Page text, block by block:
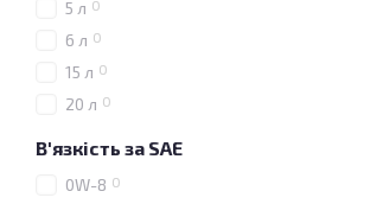
5 л 0
6 л 0
15 л 0
20 л 0
В'язкість за SAE
0W-8 0